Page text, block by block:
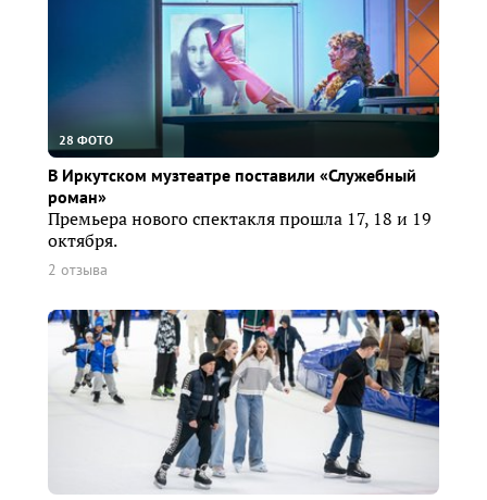
28 ФОТО
В Иркутском музтеатре поставили «Служебный
роман»
Премьера нового спектакля прошла 17, 18 и 19
октября.
2 отзыва